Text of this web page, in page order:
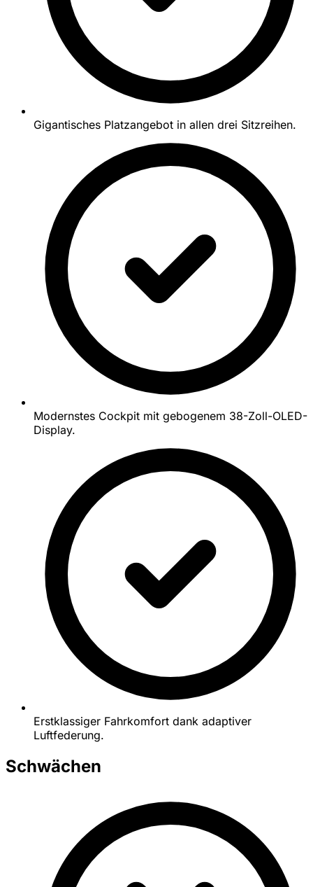
Gigantisches Platzangebot in allen drei Sitzreihen.
Modernstes Cockpit mit gebogenem 38-Zoll-OLED-
Display.
Erstklassiger Fahrkomfort dank adaptiver
Luftfederung.
Schwächen